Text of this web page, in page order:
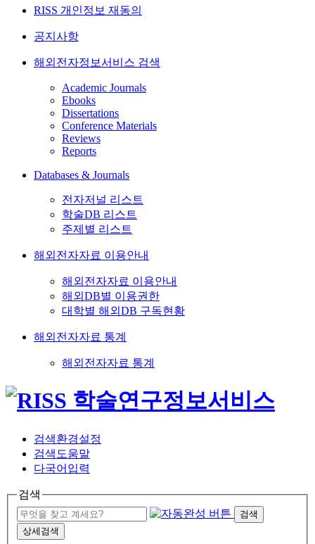
RISS 개인정보 재동의
공지사항
해외전자정보서비스 검색
Academic Journals
Ebooks
Dissertations
Conference Materials
Reviews
Reports
Databases & Journals
전자저널 리스트
학술DB 리스트
주제별 리스트
해외전자자료 이용안내
해외전자자료 이용안내
해외DB별 이용권한
대학별 해외DB 구독현황
해외전자자료 통계
해외전자자료 통계
검색환경설정
검색도움말
다국어입력
검색
검색
상세검색